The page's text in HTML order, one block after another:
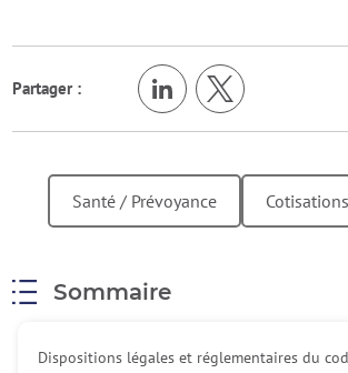
Partager :
Santé / Prévoyance
Sommaire
Dispositions légales et réglementaires du